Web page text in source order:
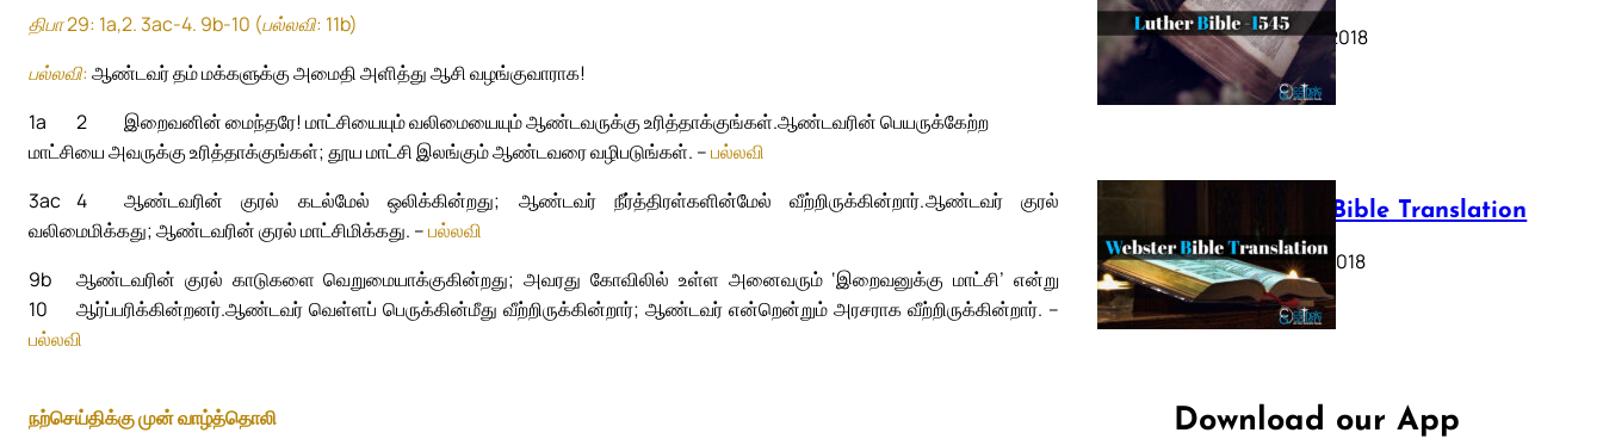
திபா 29: 1a,2. 3ac-4. 9b-10 (பல்லவி: 11b)
பல்லவி:ஆண்டவர் தம் மக்களுக்கு அமைதி அளித்து ஆசி வழங்குவாராக!
1a
இறைவனின் மைந்தரே! மாட்சியையும் வலிமையையும் ஆண்டவருக்கு உரித்தாக்குங்கள்.
2
ஆண்டவரின் பெயருக்கேற்ற
மாட்சியை அவருக்கு உரித்தாக்குங்கள்; தூய மாட்சி இலங்கும் ஆண்டவரை வழிபடுங்கள். –பல்லவி
3ac
ஆண்டவரின் குரல் கடல்மேல் ஒலிக்கின்றது; ஆண்டவர் நீர்த்திரள்களின்மேல் வீற்றிருக்கின்றார்.
4
ஆண்டவர் குரல்
வலிமைமிக்கது; ஆண்டவரின் குரல் மாட்சிமிக்கது. –பல்லவி
9b
ஆண்டவரின் குரல் காடுகளை வெறுமையாக்குகின்றது; அவரது கோவிலில் உள்ள அனைவரும் ‘இறைவனுக்கு மாட்சி’ என்று
ஆர்ப்பரிக்கின்றனர்.
10
ஆண்டவர் வெள்ளப் பெருக்கின்மீது வீற்றிருக்கின்றார்; ஆண்டவர் என்றென்றும் அரசராக வீற்றிருக்கின்றார். –
பல்லவி
நற்செய்திக்கு முன் வாழ்த்தொலி
October 17, 2018
Webster Bible Translation
October 11, 2018
Download our App